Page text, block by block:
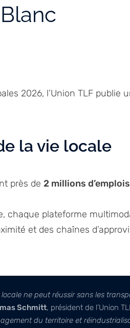
2026, l’Union TLF publie
la vie locale
près de2 millions
chaque plateforme
et des chaînes
ne peut réussir sans les
Schmitt, président de l’Union
du territoire et